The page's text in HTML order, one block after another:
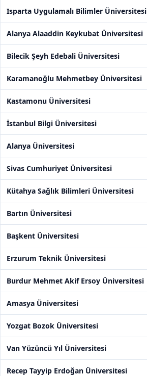
Isparta Uygulamalı Bilimler Üniversitesi
Alanya Alaaddin Keykubat Üniversitesi
Bilecik Şeyh Edebali Üniversitesi
Karamanoğlu Mehmetbey Üniversitesi
Kastamonu Üniversitesi
İstanbul Bilgi Üniversitesi
Alanya Üniversitesi
Sivas Cumhuriyet Üniversitesi
Kütahya Sağlık Bilimleri Üniversitesi
Bartın Üniversitesi
Başkent Üniversitesi
Erzurum Teknik Üniversitesi
Burdur Mehmet Akif Ersoy Üniversitesi
Amasya Üniversitesi
Yozgat Bozok Üniversitesi
Van Yüzüncü Yıl Üniversitesi
Recep Tayyip Erdoğan Üniversitesi